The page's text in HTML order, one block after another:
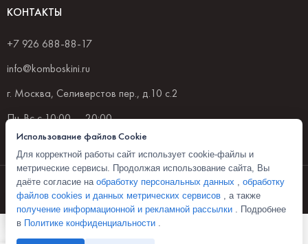
КОНТАКТЫ
+7 926 688-88-17
info@komboskini.ru
г. Москва, Селиверстов пер., д.10 с.2
Пн-Вс с 10:00 — 20:00
© 2026 Комбоскини 1922
Политика конфиденциальности
Использование файлов Cookie
Для корректной работы сайт использует cookie-файлы и
метрические сервисы. Продолжая использование сайта, Вы
даёте согласие на обработку персональных данных , обработку
файлов cookies и данных метрических сервисов , а также
получение информационной и рекламной рассылки . Подробнее
в Политике конфиденциальности .